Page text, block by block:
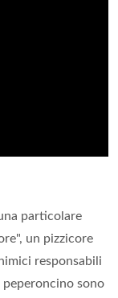
particolare
un pizzicore
responsabili
peperoncino sono